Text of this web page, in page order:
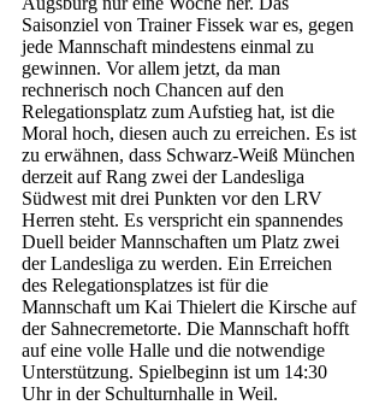
Saisonziel von Trainer Fissek war es, gegen
jede Mannschaft mindestens einmal zu
gewinnen. Vor allem jetzt, da man
rechnerisch noch Chancen auf den
Relegationsplatz zum Aufstieg hat, ist die
Moral hoch, diesen auch zu erreichen. Es ist
zu erwähnen, dass Schwarz-Weiß München
derzeit auf Rang zwei der Landesliga
Südwest mit drei Punkten vor den LRV
Herren steht. Es verspricht ein spannendes
Duell beider Mannschaften um Platz zwei
der Landesliga zu werden. Ein Erreichen
des Relegationsplatzes ist für die
Mannschaft um Kai Thielert die Kirsche auf
der Sahnecremetorte. Die Mannschaft hofft
auf eine volle Halle und die notwendige
Unterstützung. Spielbeginn ist um 14:30
Uhr in der Schulturnhalle in Weil.